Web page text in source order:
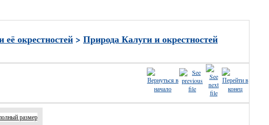
окрестностей > Природа Калуги и окрестностей